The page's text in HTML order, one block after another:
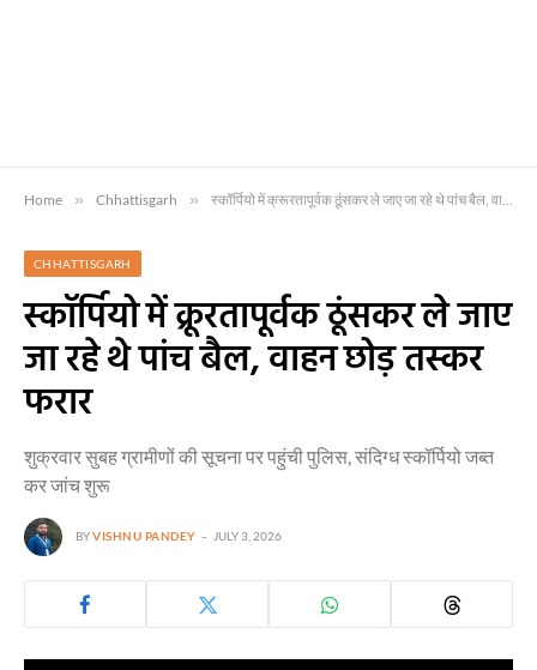
Home » Chhattisgarh » स्कॉर्पियो में क्रूरतापूर्वक ठूंसकर ले जाए जा रहे थे पांच बैल, वाहन छोड़ तस्कर फरार
CHHATTISGARH
स्कॉर्पियो में क्रूरतापूर्वक ठूंसकर ले जाए
जा रहे थे पांच बैल, वाहन छोड़ तस्कर
फरार
शुक्रवार सुबह ग्रामीणों की सूचना पर पहुंची पुलिस, संदिग्ध स्कॉर्पियो जब्त
कर जांच शुरू
BYVISHNU PANDEY JULY 3, 2026